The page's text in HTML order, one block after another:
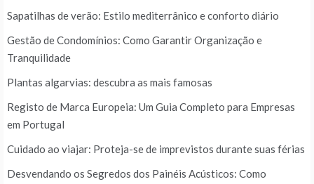
Sapatilhas de verão: Estilo mediterrânico e conforto diário
Gestão de Condomínios: Como Garantir Organização e
Tranquilidade
Plantas algarvias: descubra as mais famosas
Registo de Marca Europeia: Um Guia Completo para Empresas
em Portugal
Cuidado ao viajar: Proteja-se de imprevistos durante suas férias
Desvendando os Segredos dos Painéis Acústicos: Como